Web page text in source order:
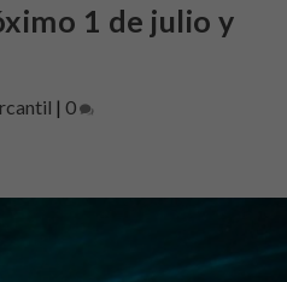
1 de julio y
| 0